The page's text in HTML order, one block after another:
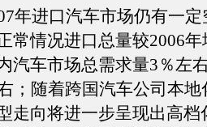
进口汽车市场仍有一定
常情况进口总量较2006
汽车市场总需求量3％左
；随着跨国汽车公司本
走向将进一步呈现出高档